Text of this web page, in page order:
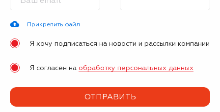
Прикрепить файл
Я хочу подписаться на новости и рассылки компании
Я согласен на обработку персональных данных